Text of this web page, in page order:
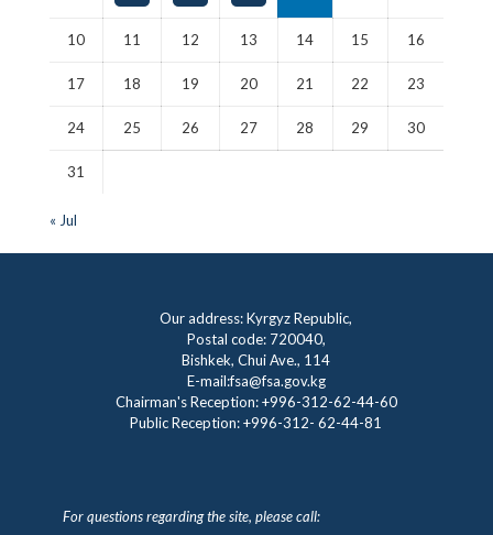
10 11 12 13 14 15 16
17 18 19 20 21 22 23
24 25 26 27 28 29 30
31
« Jul
Our address: Kyrgyz Republic,
Postal code: 720040,
Bishkek, Chui Ave., 114
E-mail:fsa@fsa.gov.kg
Chairman's Reception:+996-312-62-44-60
Public Reception:+996-312- 62-44-81
For questions regarding the site, please call: